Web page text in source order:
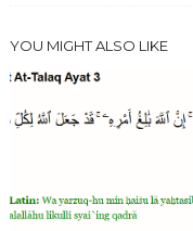
YOU MIGHT ALSO LIKE